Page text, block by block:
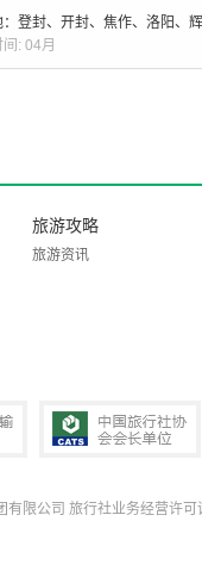
：登封、开封、焦作、洛阳、
间: 04月
旅游攻略
旅游资讯
限公司 旅行社业务经营许